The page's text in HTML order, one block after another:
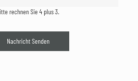
rechnen Sie 4 plus 3.
Nachricht Senden